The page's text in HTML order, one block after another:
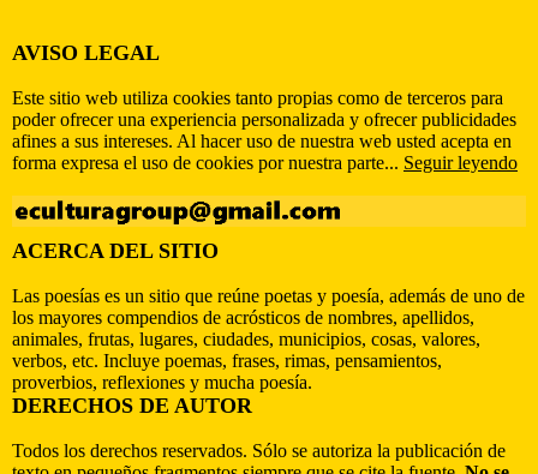
AVISO LEGAL
Este sitio web utiliza cookies tanto propias como de terceros para
poder ofrecer una experiencia personalizada y ofrecer publicidades
afines a sus intereses. Al hacer uso de nuestra web usted acepta en
forma expresa el uso de cookies por nuestra parte... Seguir leyendo
ACERCA DEL SITIO
Las poesías es un sitio que reúne poetas y poesía, además de uno de
los mayores compendios de acrósticos de nombres, apellidos,
animales, frutas, lugares, ciudades, municipios, cosas, valores,
verbos, etc. Incluye poemas, frases, rimas, pensamientos,
proverbios, reflexiones y mucha poesía.
DERECHOS DE AUTOR
Todos los derechos reservados. Sólo se autoriza la publicación de